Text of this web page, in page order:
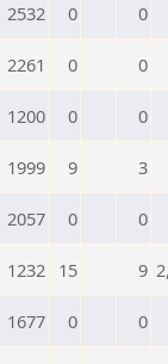
2532 0 0
2261 0 0
1200 0 0
1999 9 3
2057 0 0
1232 15 9
1677 0 0